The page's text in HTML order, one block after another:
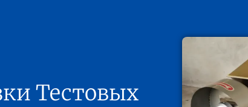
Тестовых